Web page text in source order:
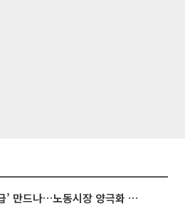
AI, ‘영구적 하층계급’ 만드나…노동시장 양극화 경고